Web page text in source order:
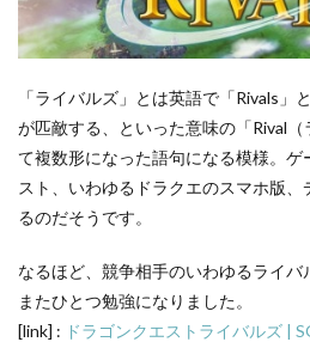
「ライバルズ」とは英語で「Rivals」
が匹敵する、といった意味の「Rival
て複数形になった語句になる模様。
スト、いわゆるドラクエのスマホ版
るのだそうです。
なるほど、競争相手のいわゆるライバ
またひとつ勉強になりました。
[link] : ドラゴンクエストライバルズ |